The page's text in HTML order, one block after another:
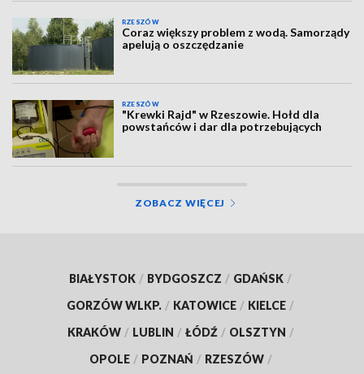
RZESZÓW
Coraz większy problem z wodą. Samorządy
apelują o oszczędzanie
RZESZÓW
"Krewki Rajd" w Rzeszowie. Hołd dla
powstańców i dar dla potrzebujących
ZOBACZ WIĘCEJ
BIAŁYSTOK / BYDGOSZCZ / GDAŃSK /
GORZÓW WLKP. / KATOWICE / KIELCE /
KRAKÓW / LUBLIN / ŁÓDŹ / OLSZTYN /
OPOLE / POZNAŃ / RZESZÓW /